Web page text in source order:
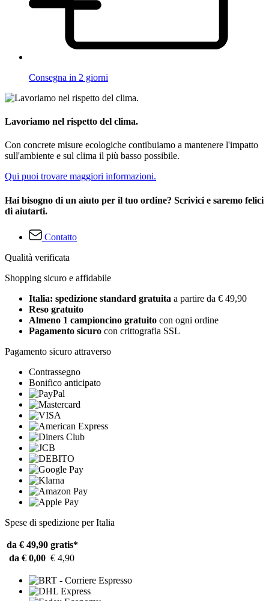
Consegna in 2 giorni
Lavoriamo nel rispetto del clima.
Con concrete misure ecologiche contibuiamo a mantenere l'impatto
sull'ambiente e sul clima il più basso possibile.
Qui puoi trovare maggiori informazioni.
Hai bisogno di un aiuto per il tuo ordine? Scrivici e saremo felici
di aiutarti.
Contatto
Qualità verificata
Shopping sicuro e affidabile
Italia: spedizione standard gratuita a partire da € 49,90
Reso gratuito
Almeno 1 campioncino gratuito con ogni ordine
Pagamento sicuro con crittografia SSL
Pagamento sicuro attraverso
Contrassegno
Bonifico anticipato
Spese di spedizione per Italia
da € 49,90 gratis*
da € 0,00 € 4,90